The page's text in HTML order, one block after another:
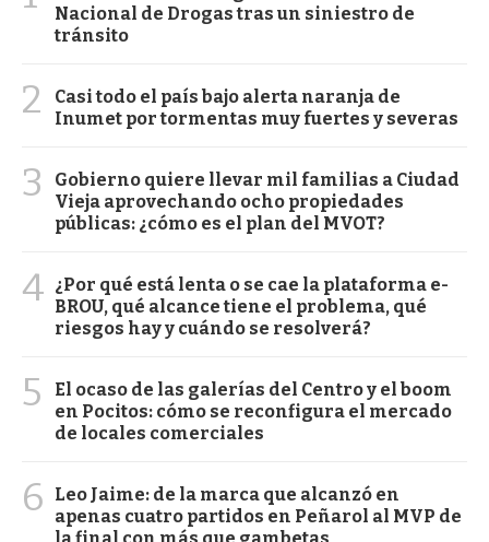
Nacional de Drogas tras un siniestro de
tránsito
2
Casi todo el país bajo alerta naranja de
Inumet por tormentas muy fuertes y severas
3
Gobierno quiere llevar mil familias a Ciudad
Vieja aprovechando ocho propiedades
públicas: ¿cómo es el plan del MVOT?
4 ¿Por qué está lenta o se cae la plataforma e-
BROU, qué alcance tiene el problema, qué
riesgos hay y cuándo se resolverá?
5
El ocaso de las galerías del Centro y el boom
en Pocitos: cómo se reconfigura el mercado
de locales comerciales
6
Leo Jaime: de la marca que alcanzó en
apenas cuatro partidos en Peñarol al MVP de